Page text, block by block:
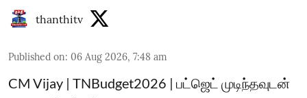
thanthitv
Published on: 06 Aug 2026, 7:48 am
CM Vijay | TNBudget2026 | பட்ஜெட் முடிந்தவுடன்